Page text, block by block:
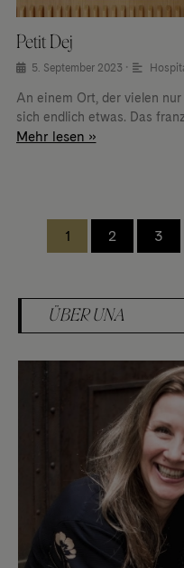
ÜBER UNA
Petit Dej
5. September 2023 •
An einem Ort, der vielen
sich endlich etwas. Das
Mehr lesen »
1 2 3